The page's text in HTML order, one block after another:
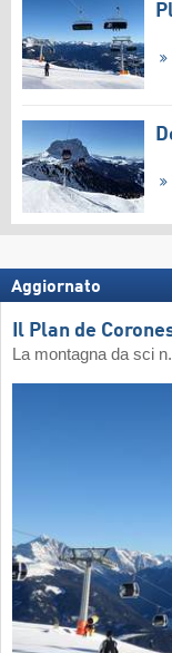
Aggiornato
Il Plan de
La montagna da sci